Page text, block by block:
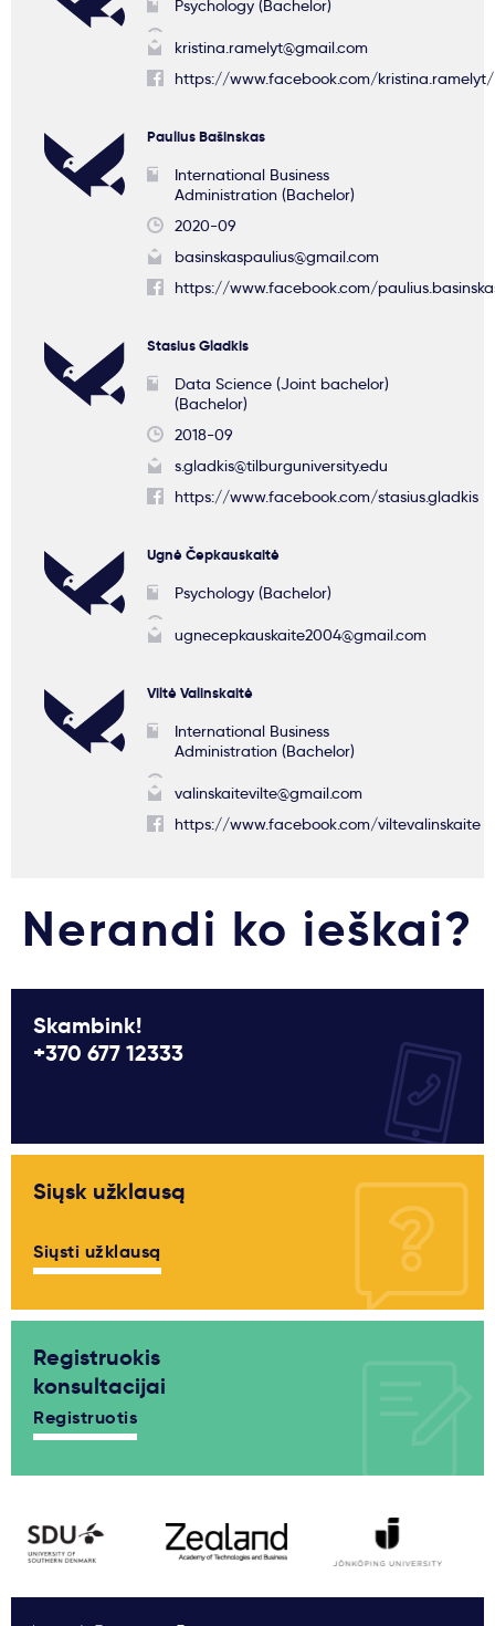
Psychology (Bachelor)
kristina.ramelyt@gmail.com
https://www.facebook.com/kristina.ramelyt/
Paulius Bašinskas
International Business
Administration (Bachelor)
2020-09
basinskaspaulius@gmail.com
https://www.facebook.com/
Stasius Gladkis
Data Science (Joint bachelor)
(Bachelor)
2018-09
s.gladkis@tilburguniversity.edu
https://www.facebook.com/stasius.gladkis
Ugnė Čepkauskaitė
Psychology (Bachelor)
ugnecepkauskaite2004@gmail.com
Viltė Valinskaitė
International Business
Administration (Bachelor)
valinskaitevilte@gmail.com
https://www.facebook.com/viltevalinskaite
Nerandi ko ieškai?
Skambink!
+370 677 12333
Siųsk užklausą
Siųsti užklausą
Registruokis
konsultacijai
Registruotis